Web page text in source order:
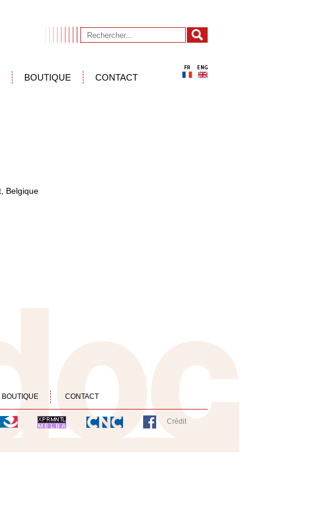
BOUTIQUE CONTACT
Belgique
BOUTIQUE CONTACT
Crédit